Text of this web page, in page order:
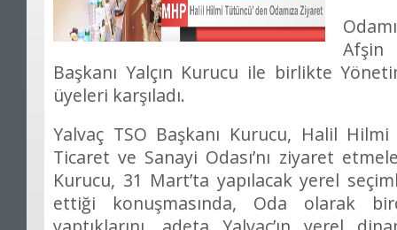
Afşin
Başkanı Yalçın Kurucu ile birlikte
üyeleri karşıladı.
Yalvaç TSO Başkanı Kurucu, Halil
Ticaret ve Sanayi Odası’nı ziyaret
Kurucu, 31 Mart’ta yapılacak yerel
ettiği konuşmasında, Oda olarak